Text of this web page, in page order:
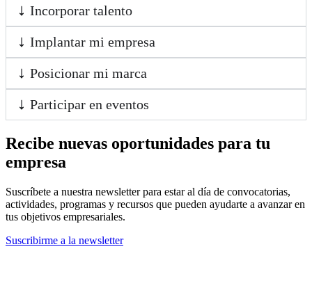
Incorporar talento
Implantar mi empresa
Posicionar mi marca
Participar en eventos
Recibe nuevas oportunidades para tu
empresa
Suscríbete a nuestra newsletter para estar al día de convocatorias,
actividades, programas y recursos que pueden ayudarte a avanzar en
tus objetivos empresariales.
Suscribirme a la newsletter